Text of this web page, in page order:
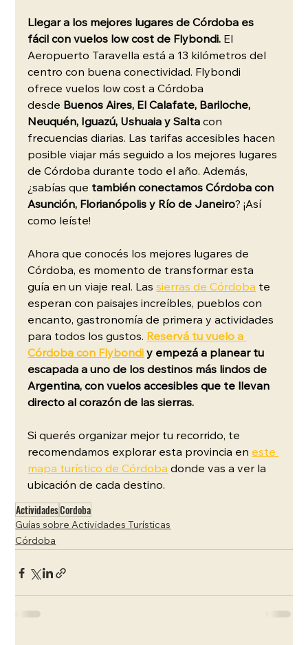
Llegar a los mejores lugares de Córdoba es
fácil con vuelos low cost de Flybondi. El
Aeropuerto Taravella está a 13 kilómetros del
centro con buena conectividad. Flybondi
ofrece vuelos low cost a Córdoba
desde Buenos Aires, El Calafate, Bariloche,
Neuquén, Iguazú, Ushuaia y Salta con
frecuencias diarias. Las tarifas accesibles hacen
posible viajar más seguido a los mejores lugares
de Córdoba durante todo el año. Además,
¿sabías que también conectamos Córdoba con
Asunción, Florianópolis y Río de Janeiro? ¡Así
como leíste!
Ahora que conocés los mejores lugares de
Córdoba, es momento de transformar esta
guía en un viaje real. Las sierras de Córdoba te
esperan con paisajes increíbles, pueblos con
encanto, gastronomía de primera y actividades
para todos los gustos. Reservá tu vuelo a
Córdoba con Flybondi y empezá a planear tu
escapada a uno de los destinos más lindos de
Argentina, con vuelos accesibles que te llevan
directo al corazón de las sierras.
Si querés organizar mejor tu recorrido, te
recomendamos explorar esta provincia en este
mapa turístico de Córdoba donde vas a ver la
ubicación de cada destino.
ActividadesCordoba
Guías sobre Actividades Turísticas
Córdoba